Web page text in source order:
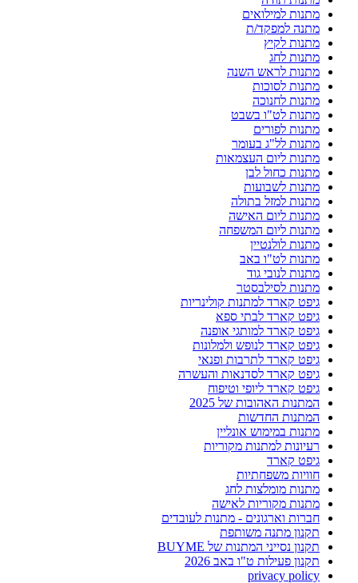
מתנות למילואים
מתנה למפקד/ת
מתנות לקיץ
מתנות לחג
מתנות לראש השנה
מתנות לסוכות
מתנות לחנוכה
מתנות לט"ו בשבט
מתנות לפורים
מתנות לל"ג בעומר
מתנות ליום העצמאות
מתנות כחול לבן
מתנות לשבועות
מתנות למזל בתולה
מתנות ליום האישה
מתנות ליום המשפחה
מתנות לולנטיין
מתנות לט"ו באב
מתנות לנובי גוד
מתנות לסילבסטר
גיפט קארד למתנות קולינריות
גיפט קארד לבתי ספא
גיפט קארד למותגי אופנה
גיפט קארד לנופש ולמלונות
גיפט קארד לתרבות ופנאי
גיפט קארד לסדנאות והעשרה
גיפט קארד ליופי וטיפוח
המתנות האהובות של 2025
המתנות החדשות
מתנות במימוש אונליין
רעיונות למתנות מקוריות
גיפט קארד
חוויות משפחתיות
מתנות מומלצות לחג
מתנות מקוריות לאישה
חברות וארגונים - מתנות לעובדים
תקנון מתנה משותפת
תקנון נסייני המתנות של BUYME
תקנון פעילות ט"ו באב 2026
privacy policy